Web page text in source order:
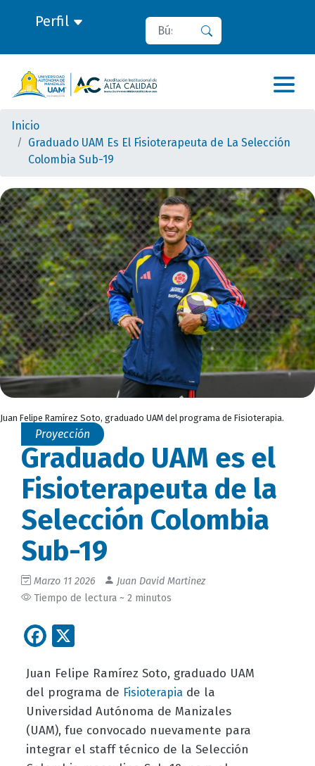
Perfil Buscar
Inicio
Graduado UAM Es El Fisioterapeuta de La Selección
Colombia Sub-19
Juan Felipe Ramírez Soto, graduado UAM del programa de Fisioterapia.
Proyección
Graduado UAM es el
Fisioterapeuta de la
Selección Colombia
Sub-19
Marzo 11 2026
Juan David Martinez
Tiempo de lectura ~ 2 minutos
Facebook
Juan Felipe Ramírez Soto, graduado UAM
del programa de Fisioterapiade la
Universidad Autónoma de Manizales
(UAM), fue convocado nuevamente para
integrar el staff técnico de la Selección